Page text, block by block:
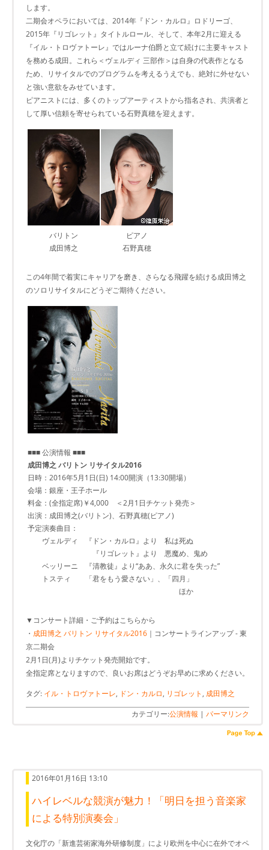
します。
二期会オペラにおいては、2014年『ドン・カルロ』ロドリーゴ、
2015年『リゴレット』タイトルロール、そして、本年2月に迎える
『イル・トロヴァトーレ』ではルーナ伯爵と立て続けに主要キャスト
を務める成田。これら＜ヴェルディ 三部作＞は自身の代表作となる
ため、リサイタルでのプログラムを考えるうえでも、絶対に外せない
と強い意欲をみせています。
ピアニストには、多くのトップアーティストから指名され、共演者と
して厚い信頼を寄せられている石野真穂を迎えます。
バリトン
成田博之
ピアノ
石野真穂
この4年間で着実にキャリアを磨き、さらなる飛躍を続ける成田博之
のソロリサイタルにどうぞご期待ください。
■■■ 公演情報 ■■■
成田博之 バリトン リサイタル2016
日時：2016年5月1日(日) 14:00開演（13:30開場）
会場：銀座・王子ホール
料金：(全指定席)￥4,000 ＜2月1日チケット発売＞
出演：成田博之(バリトン)、石野真穂(ピアノ)
予定演奏曲目：
ヴェルディ 『ドン・カルロ』より 私は死ぬ
『リゴレット』より 悪魔め、鬼め
ベッリーニ 『清教徒』より“ああ、永久に君を失った”
トスティ 「君をもう愛さない」、「四月」
ほか
▼コンサート詳細・ご予約はこちらから
・ 成田博之 バリトン リサイタル2016 ｜コンサートラインアップ - 東
京二期会
2月1日(月)よりチケット発売開始です。
全指定席となりますので、良いお席はどうぞお早めに求めください。
タグ: イル・トロヴァトーレ, ドン・カルロ, リゴレット , 成田博之
カテゴリー:公演情報 | パーマリンク
2016年01月16日 13:10
ハイレベルな競演が魅力！「明日を担う音楽家
による特別演奏会」
文化庁の「新進芸術家海外研修制度」により欧州を中心に在外でオペ